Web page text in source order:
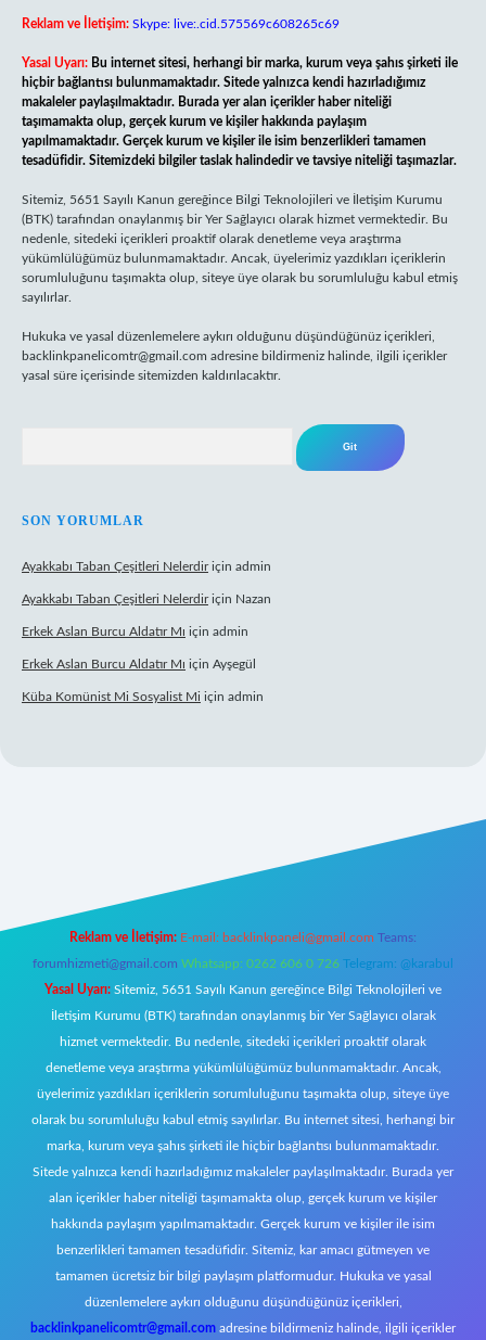
Reklam ve İletişim: Skype: live:.cid.575569c608265c69
Yasal Uyarı: Bu internet sitesi, herhangi bir marka, kurum veya şahıs şirketi ile
hiçbir bağlantısı bulunmamaktadır. Sitede yalnızca kendi hazırladığımız
makaleler paylaşılmaktadır. Burada yer alan içerikler haber niteliği
taşımamakta olup, gerçek kurum ve kişiler hakkında paylaşım
yapılmamaktadır. Gerçek kurum ve kişiler ile isim benzerlikleri tamamen
tesadüfidir. Sitemizdeki bilgiler taslak halindedir ve tavsiye niteliği taşımazlar.
Sitemiz, 5651 Sayılı Kanun gereğince Bilgi Teknolojileri ve İletişim Kurumu
(BTK) tarafından onaylanmış bir Yer Sağlayıcı olarak hizmet vermektedir. Bu
nedenle, sitedeki içerikleri proaktif olarak denetleme veya araştırma
yükümlülüğümüz bulunmamaktadır. Ancak, üyelerimiz yazdıkları içeriklerin
sorumluluğunu taşımakta olup, siteye üye olarak bu sorumluluğu kabul etmiş
sayılırlar.
Hukuka ve yasal düzenlemelere aykırı olduğunu düşündüğünüz içerikleri,
backlinkpanelicomtr@gmail.com adresine bildirmeniz halinde, ilgili içerikler
yasal süre içerisinde sitemizden kaldırılacaktır.
SON YORUMLAR
Ayakkabı Taban Çeşitleri Nelerdiriçin admin
Ayakkabı Taban Çeşitleri Nelerdiriçin Nazan
Erkek Aslan Burcu Aldatır Mı için admin
Erkek Aslan Burcu Aldatır Mı için Ayşegül
Küba Komünist Mi Sosyalist Mi için admin
Reklam ve İletişim: E-mail: backlinkpaneli@gmail.com Teams:
forumhizmeti@gmail.com Whatsapp: 0262 606 0 726 Telegram: @karabul
Yasal Uyarı: Sitemiz, 5651 Sayılı Kanun gereğince Bilgi Teknolojileri ve
İletişim Kurumu (BTK) tarafından onaylanmış bir Yer Sağlayıcı olarak
hizmet vermektedir. Bu nedenle, sitedeki içerikleri proaktif olarak
denetleme veya araştırma yükümlülüğümüz bulunmamaktadır. Ancak,
üyelerimiz yazdıkları içeriklerin sorumluluğunu taşımakta olup, siteye üye
olarak bu sorumluluğu kabul etmiş sayılırlar. Bu internet sitesi, herhangi bir
marka, kurum veya şahıs şirketi ile hiçbir bağlantısı bulunmamaktadır.
Sitede yalnızca kendi hazırladığımız makaleler paylaşılmaktadır. Burada yer
alan içerikler haber niteliği taşımamakta olup, gerçek kurum ve kişiler
hakkında paylaşım yapılmamaktadır. Gerçek kurum ve kişiler ile isim
benzerlikleri tamamen tesadüfidir. Sitemiz, kar amacı gütmeyen ve
tamamen ücretsiz bir bilgi paylaşım platformudur. Hukuka ve yasal
düzenlemelere aykırı olduğunu düşündüğünüz içerikleri,
backlinkpanelicomtr@gmail.com adresine bildirmeniz halinde, ilgili içerikler